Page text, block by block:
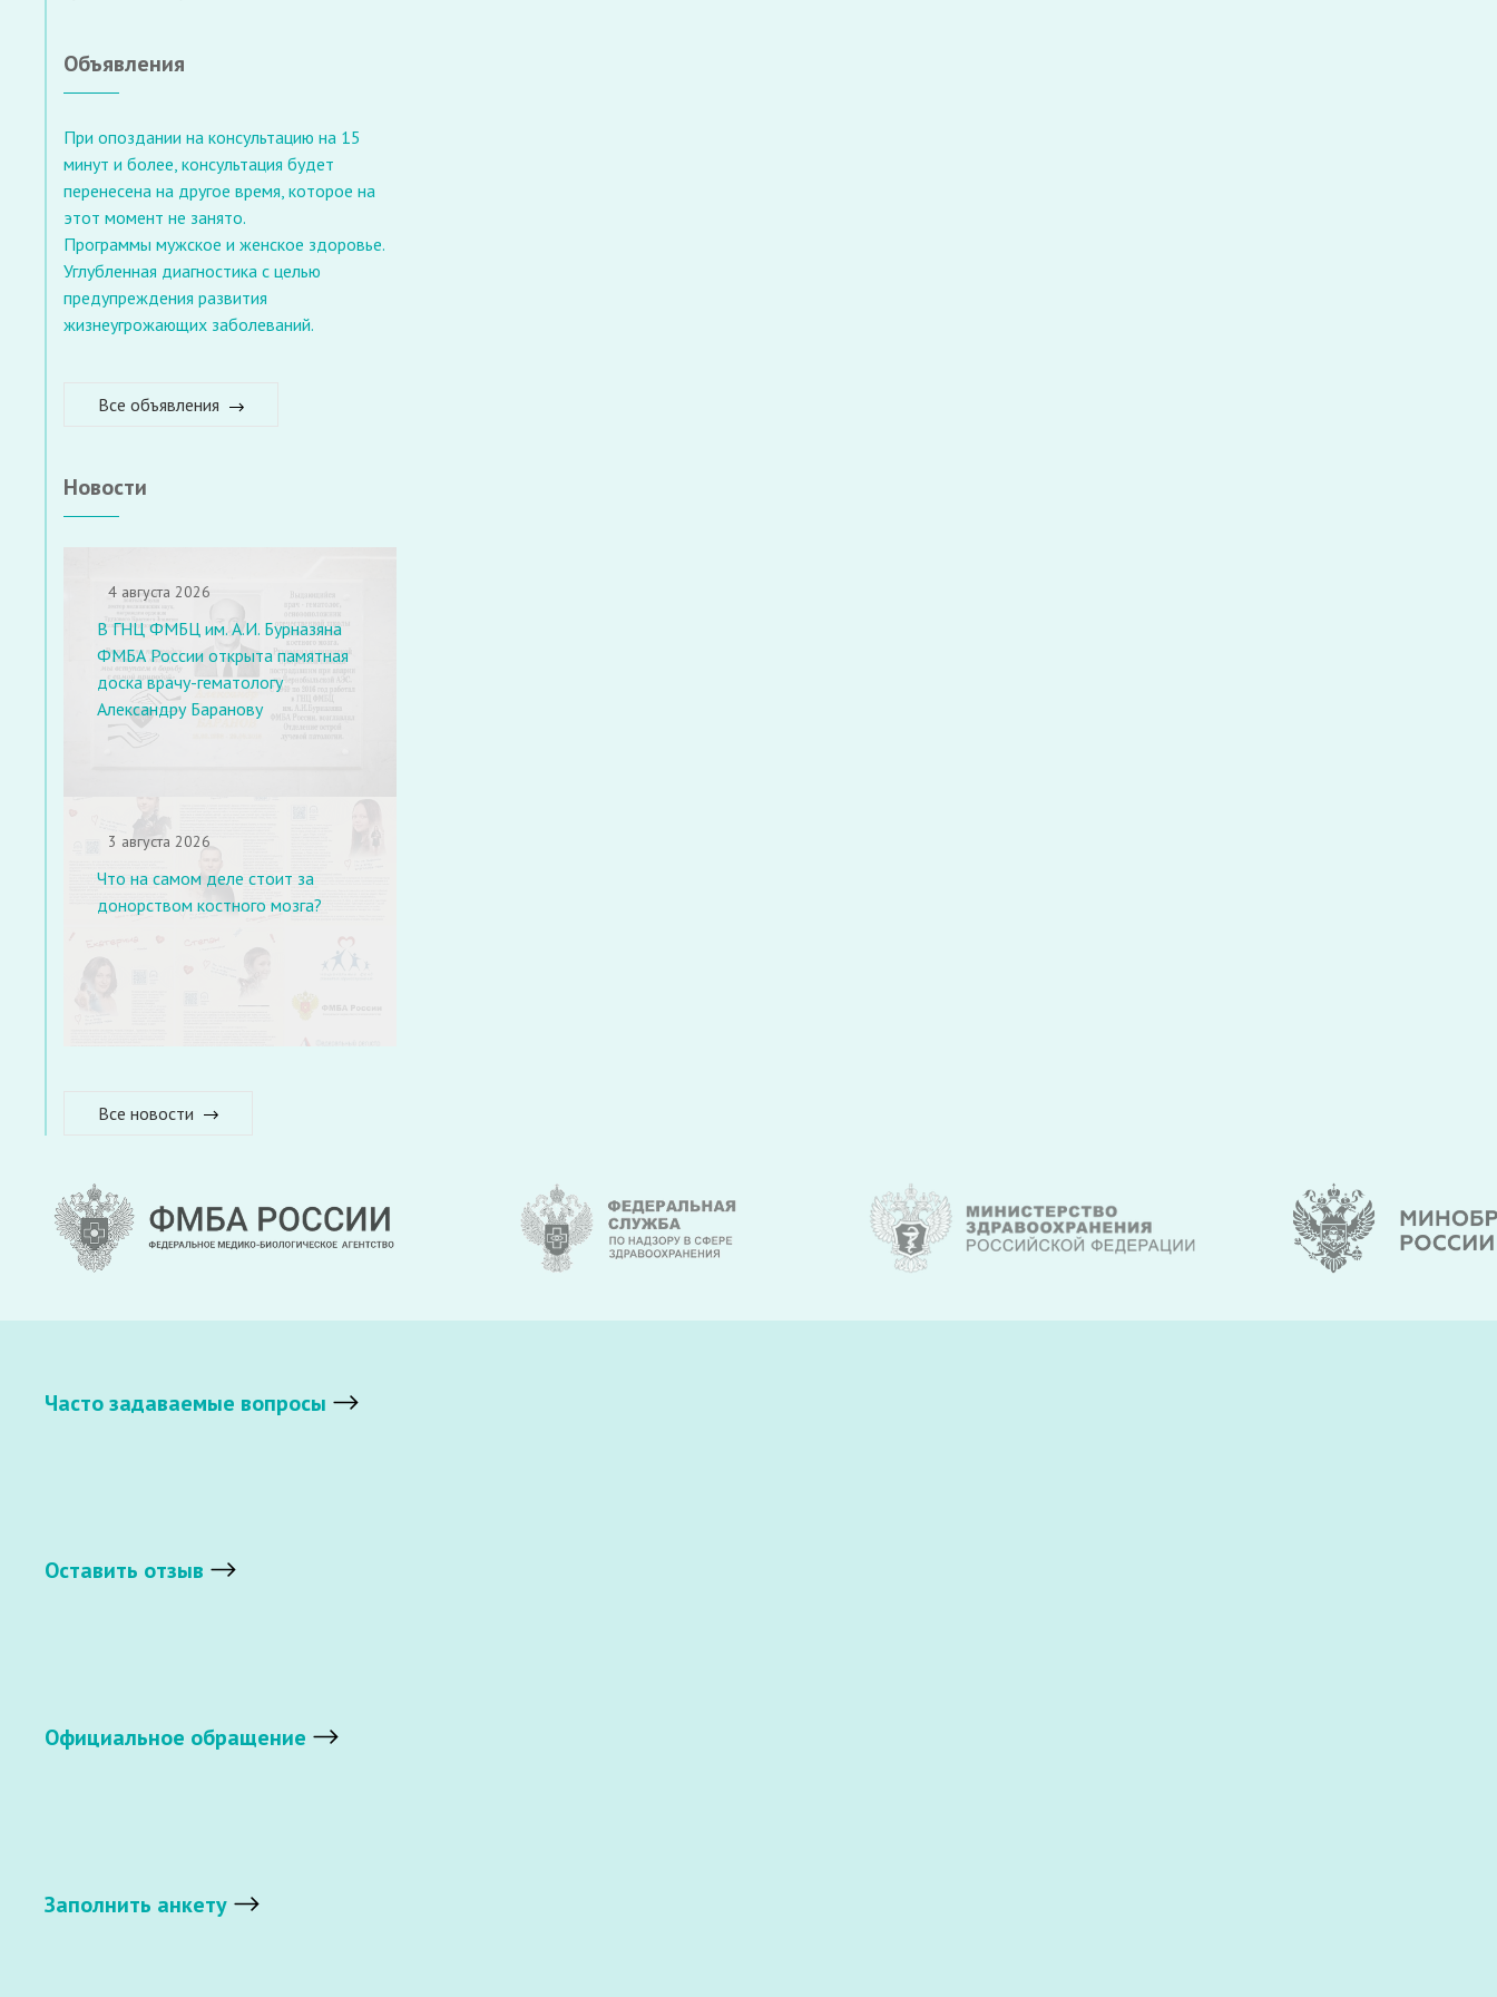
Объявления
При опоздании на консультацию на 15
минут и более, консультация будет
перенесена на другое время, которое на
этот момент не занято.
Программы мужское и женское здоровье.
Углубленная диагностика с целью
предупреждения развития
жизнеугрожающих заболеваний.
Все объявления
Новости
4 августа 2026
В ГНЦ ФМБЦ им. А.И. Бурназяна
ФМБА России открыта памятная
доска врачу-гематологу
Александру Баранову
3 августа 2026
Что на самом деле стоит за
донорством костного мозга?
Все новости
Часто задаваемые вопросы
Оставить отзыв
Официальное обращение
Заполнить анкету